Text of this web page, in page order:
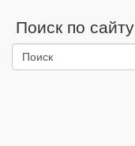
Поиск по сайту